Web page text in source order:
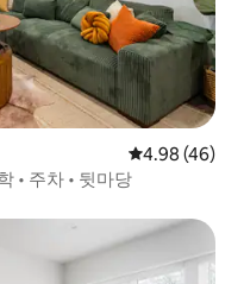
평점 4.98점(5
4.98 (46)
• 주차 • 뒷마당